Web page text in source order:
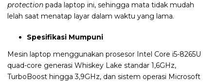
protection pada laptop ini, sehingga mata tidak mudah
lelah saat menatap layar dalam waktu yang lama.
Spesifikasi Mumpuni
Mesin laptop menggunakan prosesor Intel Core i5-8265U
quad-core generasi Whiskey Lake standar 1,6GHz,
TurboBoost hingga 3,9GHz, dan sistem operasi Microsoft